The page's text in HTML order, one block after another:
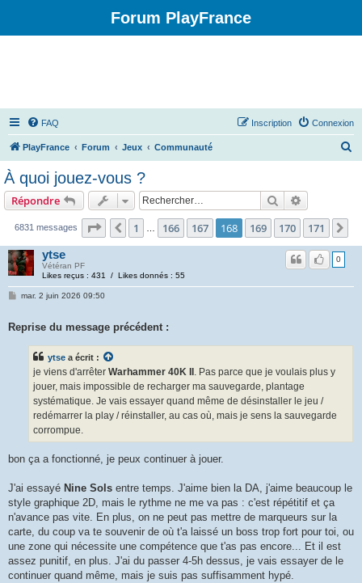
Forum PlayFrance
FAQ Connexion
Inscription
PlayFrance Forum Jeux Communauté
À quoi jouez-vous ?
Répondre Rechercher
6831 messages Page 168 sur171
Précédent
1 166 167 168 169 170 171
ytse
Vétéran PF
Likes reçus : 431 / Likes donnés : 55
0
mar. 2 juin 2026 09:50
Reprise du message précédent :
ytse a écrit :
je viens d'arrêter Warhammer 40K II . Pas parce que je voulais plus y
jouer, mais impossible de recharger ma sauvegarde, plantage
systématique. Je vais essayer quand même de désinstaller le jeu /
redémarrer la play / réinstaller, au cas où, mais je sens la sauvegarde
corrompue.
bon ça a fonctionné, je peux continuer à jouer.
J'ai essayé Nine Sols entre temps. J'aime bien la DA, j'aime beaucoup le
style graphique 2D, mais le rythme ne me va pas : c'est répétitif et ça
n'avance pas vite. En plus, on ne peut pas mettre de marqueurs sur la
carte, du coup va te souvenir de où t'a laissé un boss trop fort pour toi, ou
une zone qui nécessite une compétence que t'as pas encore... Et il est
assez punitif, en plus. J'ai du passer 4-5h dessus, je vais essayer de le
continuer quand même, mais je suis pas suffisamment hypé.